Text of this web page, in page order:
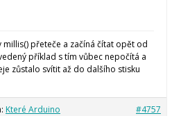
millis() přeteče a začíná čítat opět od
příklad s tím vůbec nepočítá a
zůstalo svítit až do dalšího stisku
Které Arduino #4757